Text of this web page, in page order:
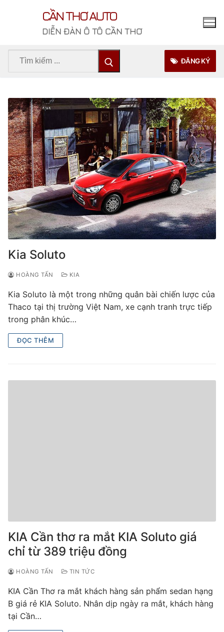
CẦN THƠ AUTO
DIỄN ĐÀN Ô TÔ CẦN THƠ
Tìm
ĐĂNG KÝ
Kia Soluto
HOÀNG TẤN KIA
Kia Soluto là một trong những quân bài chiến lược của
Thaco tại thị trường Việt Nam, xe cạnh tranh trực tiếp
trong phân khúc…
ĐỌC THÊM
KIA Cần thơ ra mắt KIA Soluto giá
chỉ từ 389 triệu đồng
HOÀNG TẤN TIN TỨC
KIA Cần Thơ ra mắt khách hàng sản phẩm sedan hạng
B giá rẻ KIA Soluto. Nhân dịp ngày ra mắt, khách hàng
tại Cần…